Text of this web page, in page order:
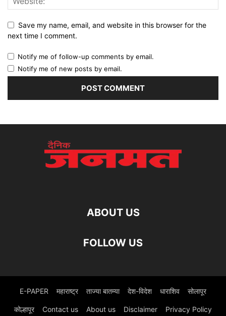
Save my name, email, and website in this browser for the
next time I comment.
Notify me of follow-up comments by email.
Notify me of new posts by email.
ABOUT US
FOLLOW US
E-PAPER महाराष्ट्र ताज्या बातम्या देश-विदेश धाराशिव सोलापूर
कोल्हापूर Contact us About us Disclaimer Privacy Policy